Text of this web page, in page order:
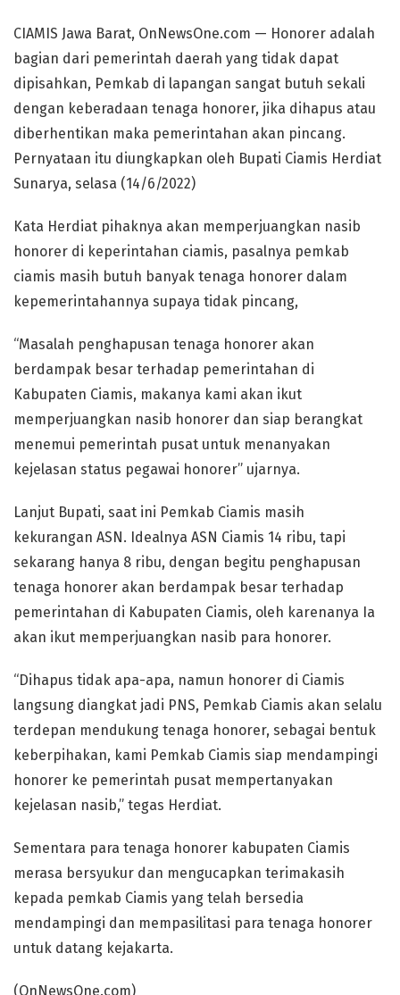
CIAMIS Jawa Barat, OnNewsOne.com — Honorer adalah
bagian dari pemerintah daerah yang tidak dapat
dipisahkan, Pemkab di lapangan sangat butuh sekali
dengan keberadaan tenaga honorer, jika dihapus atau
diberhentikan maka pemerintahan akan pincang.
Pernyataan itu diungkapkan oleh Bupati Ciamis Herdiat
Sunarya, selasa (14/6/2022)
Kata Herdiat pihaknya akan memperjuangkan nasib
honorer di keperintahan ciamis, pasalnya pemkab
ciamis masih butuh banyak tenaga honorer dalam
kepemerintahannya supaya tidak pincang,
“Masalah penghapusan tenaga honorer akan
berdampak besar terhadap pemerintahan di
Kabupaten Ciamis, makanya kami akan ikut
memperjuangkan nasib honorer dan siap berangkat
menemui pemerintah pusat untuk menanyakan
kejelasan status pegawai honorer” ujarnya.
Lanjut Bupati, saat ini Pemkab Ciamis masih
kekurangan ASN. Idealnya ASN Ciamis 14 ribu, tapi
sekarang hanya 8 ribu, dengan begitu penghapusan
tenaga honorer akan berdampak besar terhadap
pemerintahan di Kabupaten Ciamis, oleh karenanya Ia
akan ikut memperjuangkan nasib para honorer.
“Dihapus tidak apa-apa, namun honorer di Ciamis
langsung diangkat jadi PNS, Pemkab Ciamis akan selalu
terdepan mendukung tenaga honorer, sebagai bentuk
keberpihakan, kami Pemkab Ciamis siap mendampingi
honorer ke pemerintah pusat mempertanyakan
kejelasan nasib,” tegas Herdiat.
Sementara para tenaga honorer kabupaten Ciamis
merasa bersyukur dan mengucapkan terimakasih
kepada pemkab Ciamis yang telah bersedia
mendampingi dan mempasilitasi para tenaga honorer
untuk datang kejakarta.
(OnNewsOne.com)